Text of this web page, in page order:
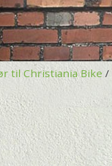
til Christiania Bike /